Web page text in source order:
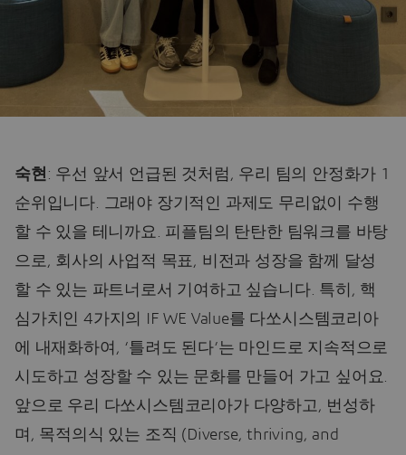
숙현 : 우선 앞서 언급된 것처럼, 우리 팀의 안정화가 1
순위입니다. 그래야 장기적인 과제도 무리없이 수행
할 수 있을 테니까요. 피플팀의 탄탄한 팀워크를 바탕
으로, 회사의 사업적 목표, 비전과 성장을 함께 달성
할 수 있는 파트너로서 기여하고 싶습니다. 특히, 핵
심가치인 4가지의 IF WE Value를 다쏘시스템코리아
에 내재화하여, ‘틀려도 된다’는 마인드로 지속적으로
시도하고 성장할 수 있는 문화를 만들어 가고 싶어요.
앞으로 우리 다쏘시스템코리아가 다양하고, 번성하
며, 목적의식 있는 조직 (Diverse, thriving, and